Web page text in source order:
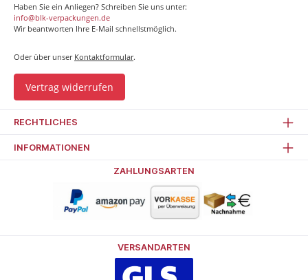
Haben Sie ein Anliegen? Schreiben Sie uns unter:
info@blk-verpackungen.de
Wir beantworten Ihre E-Mail schnellstmöglich.
Oder über unser Kontaktformular.
Vertrag widerrufen
RECHTLICHES
INFORMATIONEN
ZAHLUNGSARTEN
VERSANDARTEN